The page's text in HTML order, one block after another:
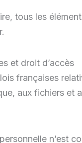
tous les
et droit d’accès
françaises
aux fichiers et
n’est